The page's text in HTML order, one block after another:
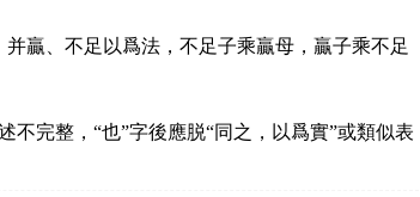
贏、不足以爲法，不足子乘贏母，贏子乘不足
完整，“也”字後應脱“同之，以爲實”或類似表